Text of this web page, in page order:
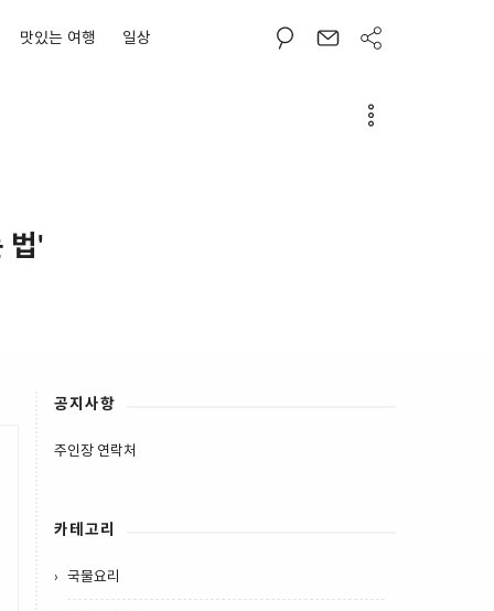
맛있는 여행 일상
법'
공지사항
주인장 연락처
카테고리
국물요리